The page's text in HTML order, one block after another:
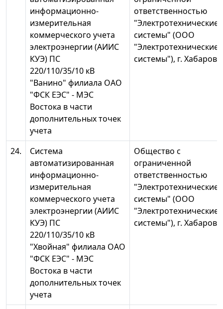
информационно-
измерительная
коммерческого учета
электроэнергии (АИИС
КУЭ) ПС
220/110/35/10 кВ
"Ванино" филиала ОАО
"ФСК ЕЭС" - МЭС
Востока в части
дополнительных точек
учета
ответственностью
"Электротехнические
системы" (ООО
"Электротехнические
системы"), г.
24.
Система
автоматизированная
информационно-
измерительная
коммерческого учета
электроэнергии (АИИС
КУЭ) ПС
220/110/35/10 кВ
"Хвойная" филиала ОАО
"ФСК ЕЭС" - МЭС
Востока в части
дополнительных точек
учета
Общество с
ограниченной
ответственностью
"Электротехнические
системы" (ООО
"Электротехнические
системы"), г.